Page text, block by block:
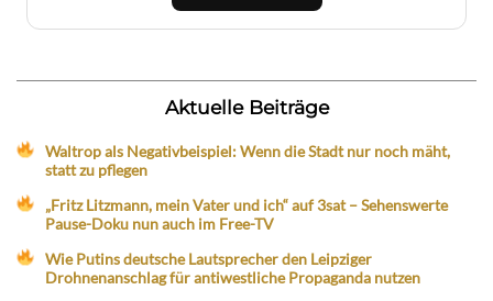
Aktuelle Beiträge
Waltrop als Negativbeispiel: Wenn die Stadt nur noch mäht,
statt zu pflegen
„Fritz Litzmann, mein Vater und ich“ auf 3sat – Sehenswerte
Pause-Doku nun auch im Free-TV
Wie Putins deutsche Lautsprecher den Leipziger
Drohnenanschlag für antiwestliche Propaganda nutzen